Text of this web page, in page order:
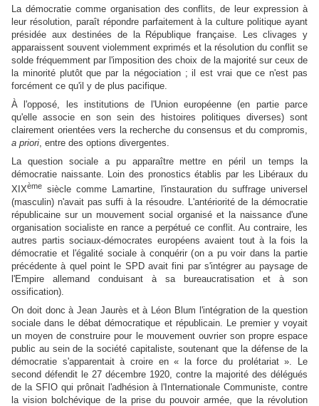
La démocratie comme organisation des conflits, de leur expression à
leur résolution, paraît répondre parfaitement à la culture politique ayant
présidée aux destinées de la République française. Les clivages y
apparaissent souvent violemment exprimés et la résolution du conflit se
solde fréquemment par l'imposition des choix de la majorité sur ceux de
la minorité plutôt que par la négociation ; il est vrai que ce n'est pas
forcément ce qu'il y de plus pacifique.
À l'opposé, les institutions de l'Union européenne (en partie parce
qu'elle associe en son sein des histoires politiques diverses) sont
clairement orientées vers la recherche du consensus et du compromis,
a priori , entre des options divergentes.
La question sociale a pu apparaître mettre en péril un temps la
démocratie naissante. Loin des pronostics établis par les Libéraux du
XIXème siècle comme Lamartine, l'instauration du suffrage universel
(masculin) n'avait pas suffi à la résoudre. L'antériorité de la démocratie
républicaine sur un mouvement social organisé et la naissance d'une
organisation socialiste en rance a perpétué ce conflit. Au contraire, les
autres partis sociaux-démocrates européens avaient tout à la fois la
démocratie et l'égalité sociale à conquérir (on a pu voir dans la partie
précédente à quel point le SPD avait fini par s'intégrer au paysage de
l'Empire allemand conduisant à sa bureaucratisation et à son
ossification).
On doit donc à Jean Jaurès et à Léon Blum l'intégration de la question
sociale dans le débat démocratique et républicain. Le premier y voyait
un moyen de construire pour le mouvement ouvrier son propre espace
public au sein de la société capitaliste, soutenant que la défense de la
démocratie s'apparentait à croire en « la force du prolétariat ». Le
second défendit le 27 décembre 1920, contre la majorité des délégués
de la SFIO qui prônait l'adhésion à l'Internationale Communiste, contre
la vision bolchévique de la prise du pouvoir armée, que la révolution